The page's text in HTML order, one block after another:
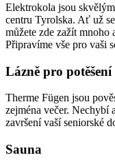
Elektrokola jsou
centru Tyrolska. Ať už
můžete zde zažít
Připravíme vše pro vaši
Lázně pro potěšení
Therme Fügen jsou
zejména večer. Nechybí
završení vaší seniorské
Sauna